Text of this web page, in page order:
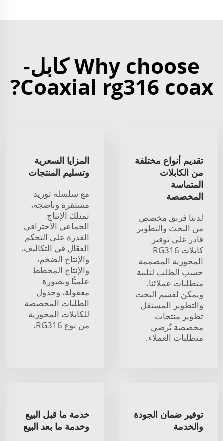
Why choose كابل-
Coaxial rg316 coax?
تقديم أنواع مختلفة
من الكابلات
المتماسة
المخصصة
لدينا فريق مخصص
من البحث والتطوير
قادر على توفير
كابلات RG316
المحورية المصممة
حسب الطلب لتلبية
متطلبات عملائنا.
ويمكن لقسم البحث
والتطوير المستقل
تطوير منتجات
مخصصة تُرضي
متطلبات العملاء.
المزايا السعرية
وتسليم المنتجات
مع سلسلة توريد
مستقرة وناضجة،
تمتلك الإنتاج
الجماعي الاحترافي
القدرة على التحكم
الفعّال في التكاليف.
والإنتاج الضخم،
والإنتاج المخطط
علميًّا وبصورة
معقولة، وجدول
الطلبات المخصصة
للكابلات المحورية
من نوع RG316.
توفير ضمان الجودة
والخدمة
خدمة ما قبل البيع
وخدمة ما بعد البيع